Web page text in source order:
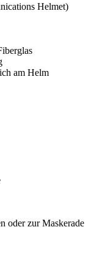
Helmet)
am Helm
oder zur Maskerade